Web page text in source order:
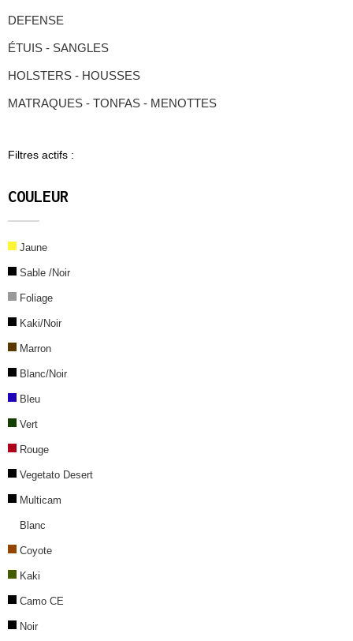
DEFENSE
ÉTUIS - SANGLES
HOLSTERS - HOUSSES
MATRAQUES - TONFAS - MENOTTES
Filtres actifs :
COULEUR
Jaune
Sable /Noir
Foliage
Kaki/Noir
Marron
Blanc/Noir
Bleu
Vert
Rouge
Vegetato Desert
Multicam
Blanc
Coyote
Kaki
Camo CE
Noir